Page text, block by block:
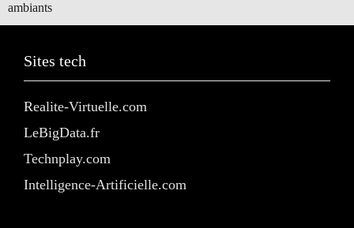
ambiants
Sites tech
Realite-Virtuelle.com
LeBigData.fr
Technplay.com
Intelligence-Artificielle.com